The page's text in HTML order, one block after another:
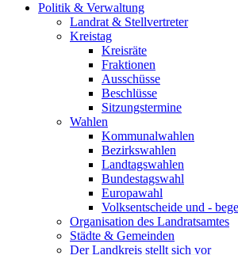
Politik & Verwaltung
Landrat & Stellvertreter
Kreistag
Kreisräte
Fraktionen
Ausschüsse
Beschlüsse
Sitzungstermine
Wahlen
Kommunalwahlen
Bezirkswahlen
Landtagswahlen
Bundestagswahl
Europawahl
Volksentscheide und -
Organisation des Landratsamtes
Städte & Gemeinden
Der Landkreis stellt sich vor